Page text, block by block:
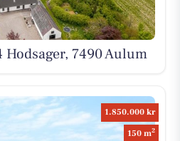
Hodsager, 7490 Aulum
1.850.000 kr
150 m2